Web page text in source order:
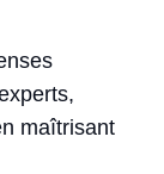
maîtrisant